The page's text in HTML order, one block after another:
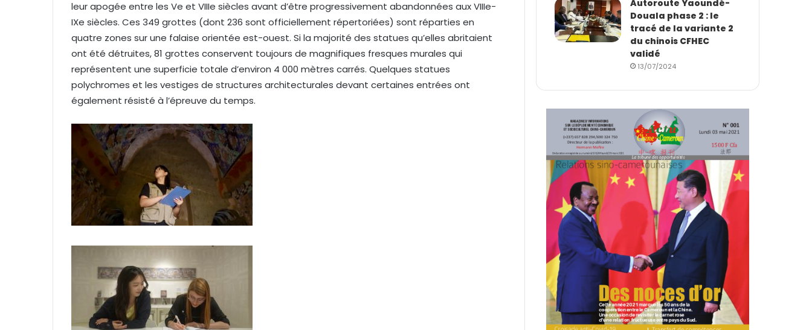
e
leur apogée entre les Ve et VIIIe siècles avant d’être progressivement abandonnées aux VIIIe-
IXe siècles. Ces 349 grottes (dont 236 sont officiellement répertoriées) sont réparties en
quatre zones sur une falaise orientée est-ouest. Si la majorité des statues qu’elles abritaient
ont été détruites, 81 grottes conservent toujours de magnifiques fresques murales qui
représentent une superficie totale d’environ 4 000 mètres carrés. Quelques statues
polychromes et les vestiges de structures architecturales devant certaines entrées ont
également résisté à l’épreuve du temps.
Autoroute Yaoundé-
Douala phase 2 : le
tracé de la variante 2
du chinois CFHEC
validé
13/07/2024